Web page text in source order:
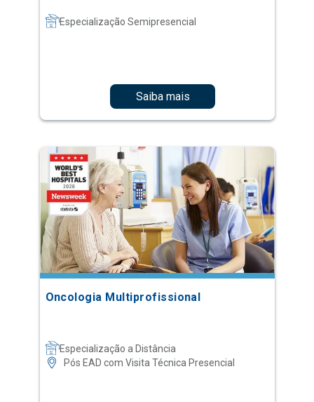
Especialização Semipresencial
Saiba mais
Oncologia Multiprofissional
Especialização a Distância
Pós EAD com Visita Técnica Presencial